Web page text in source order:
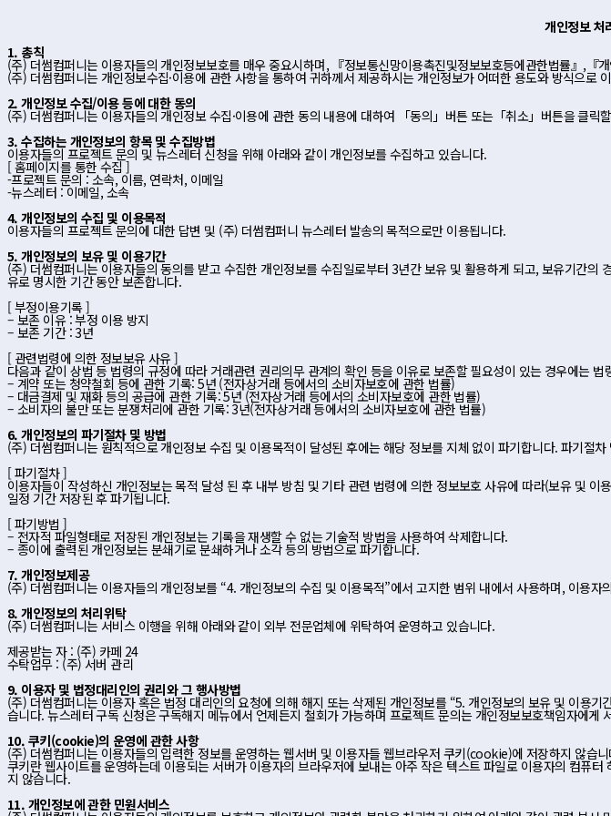
개인정보 처
1. 총칙
(주) 더썸컴퍼니는 이용자들의 개인정보보호를 매우 중요시하며, 『정보통신망이용촉진및정보보호등에관한법률』,
(주) 더썸컴퍼니는 개인정보수집·이용에 관한 사항을 통하여 귀하께서 제공하시는 개인정보가 어떠한 용도와 방식으
2. 개인정보 수집/이용 등에 대한 동의
(주) 더썸컴퍼니는 이용자들의 개인정보 수집·이용에 관한 동의 내용에 대하여 「동의」버튼 또는「취소」버튼을 클
3. 수집하는 개인정보의 항목 및 수집방법
이용자들의 프로젝트 문의 및 뉴스레터 신청을 위해 아래와 같이 개인정보를 수집하고 있습니다.
[ 홈페이지를 통한 수집 ]
-프로젝트 문의 : 소속, 이름, 연락처, 이메일
-뉴스레터 : 이메일, 소속
4. 개인정보의 수집 및 이용목적
이용자들의 프로젝트 문의에 대한 답변 및 (주) 더썸컴퍼니 뉴스레터 발송의 목적으로만 이용됩니다.
5. 개인정보의 보유 및 이용기간
(주) 더썸컴퍼니는 이용자들의 동의를 받고 수집한 개인정보를 수집일로부터 3년간 보유 및 활용하게 되고, 보유기간
유로 명시한 기간 동안 보존합니다.
[ 부정이용기록 ]
– 보존 이유 : 부정 이용 방지
– 보존 기간 : 3년
[ 관련법령에 의한 정보보유 사유 ]
다음과 같이 상법 등 법령의 규정에 따라 거래관련 권리의무 관계의 확인 등을 이유로 보존할 필요성이 있는 경우에는
– 계약 또는 청약철회 등에 관한 기록: 5년 (전자상거래 등에서의 소비자보호에 관한 법률)
– 대금결제 및 재화 등의 공급에 관한 기록: 5년 (전자상거래 등에서의 소비자보호에 관한 법률)
– 소비자의 불만 또는 분쟁처리에 관한 기록: 3년(전자상거래 등에서의 소비자보호에 관한 법률)
6. 개인정보의 파기절차 및 방법
(주) 더썸컴퍼니는 원칙적으로 개인정보 수집 및 이용목적이 달성된 후에는 해당 정보를 지체 없이 파기합니다. 파기절
[ 파기절차 ]
이용자들이 작성하신 개인정보는 목적 달성 된 후 내부 방침 및 기타 관련 법령에 의한 정보보호 사유에 따라(보유 및 이
일정 기간 저장된 후 파기됩니다.
[ 파기방법 ]
– 전자적 파일형태로 저장된 개인정보는 기록을 재생할 수 없는 기술적 방법을 사용하여 삭제합니다.
– 종이에 출력된 개인정보는 분쇄기로 분쇄하거나 소각 등의 방법으로 파기합니다.
7. 개인정보제공
(주) 더썸컴퍼니는 이용자들의 개인정보를 “4. 개인정보의 수집 및 이용목적”에서 고지한 범위 내에서 사용하며, 이용
8. 개인정보의 처리위탁
(주) 더썸컴퍼니는 서비스 이행을 위해 아래와 같이 외부 전문업체에 위탁하여 운영하고 있습니다.
제공받는 자 : (주) 카페 24
수탁업무 : (주) 서버 관리
9. 이용자 및 법정대리인의 권리와 그 행사방법
(주) 더썸컴퍼니는 이용자 혹은 법정 대리인의 요청에 의해 해지 또는 삭제된 개인정보를 “5. 개인정보의 보유 및 이용
습니다. 뉴스레터 구독 신청은 구독해지 메뉴에서 언제든지 철회가 가능하며 프로젝트 문의는 개인정보보호책임자에
10. 쿠키(cookie)의 운영에 관한 사항
(주) 더썸컴퍼니는 이용자들의 입력한 정보를 운영하는 웹서버 및 이용자들 웹브라우저 쿠키(cookie)에 저장하지 않습
쿠키란 웹사이트를 운영하는데 이용되는 서버가 이용자의 브라우저에 보내는 아주 작은 텍스트 파일로 이용자의 컴퓨
지 않습니다.
11. 개인정보에 관한 민원서비스